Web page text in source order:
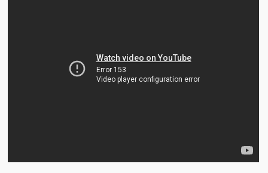
Hablé con Chavistas (I spoke with chavistas)
Los niños de las calles de Venezuela (Children of the streets of